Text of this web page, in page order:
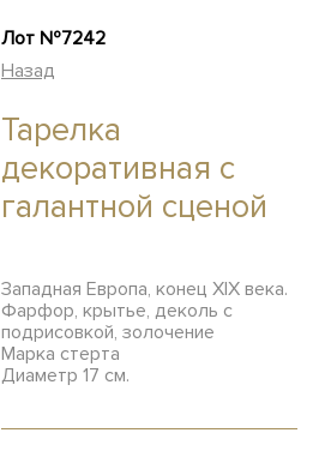
Лот №7242
Назад
Тарелка
декоративная с
галантной сценой
Западная Европа, конец XIX века.
Фарфор, крытье, деколь с
подрисовкой, золочение
Марка стерта
Диаметр 17 см.